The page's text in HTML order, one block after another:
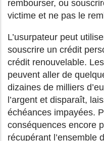
rembourser, ou
victime et ne pas le
L’usurpateur peut
souscrire un crédit
crédit renouvelable.
peuvent aller de
dizaines de milliers
l’argent et disparaît,
échéances impayées.
conséquences encore
récupérant l’ensemble